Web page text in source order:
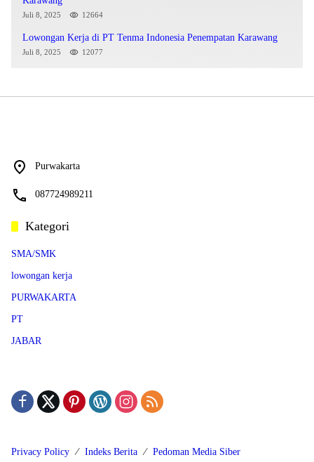
Juli 8, 2025 12664
Lowongan Kerja di PT Tenma Indonesia Penempatan Karawang
Juli 8, 2025 12077
Purwakarta
087724989211
Kategori
SMA/SMK
lowongan kerja
PURWAKARTA
PT
JABAR
Privacy Policy Indeks Berita Pedoman Media Siber